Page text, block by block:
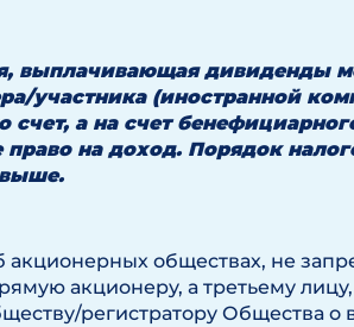
выплачивающая дивиденды
участника (иностранной
счет, а на счет
на доход. Порядок
выше.
акционерных обществах, не
акционеру, а третьему
регистратору Общества о